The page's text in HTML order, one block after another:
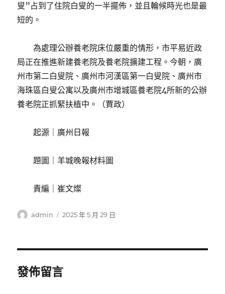
叟”占到了住院白叟的一半擺佈，並且輪候時光也是最
短的。
為處理公辦養老院床位嚴重的情形，市平易近政
局正在推進新建養老院及養老院擴建工程。今朝，廣
州市第二白叟院、廣州市河漢區第一白叟院、廣州市
海珠區白叟公寓以及廣州市增城區養老院4所新的公辦
養老院正抓緊扶植中。（賈政）
起源｜廣州日報
題圖｜羊城晚報材料圖
責編｜崔文燦
作
admin
發
2025 年 5 月 29 日
發佈留言